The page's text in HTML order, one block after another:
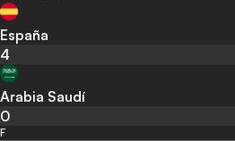
España
4
Arabia Saudí
0
F